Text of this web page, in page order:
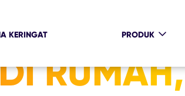
KERINGAT PRODUK
RUMAH,